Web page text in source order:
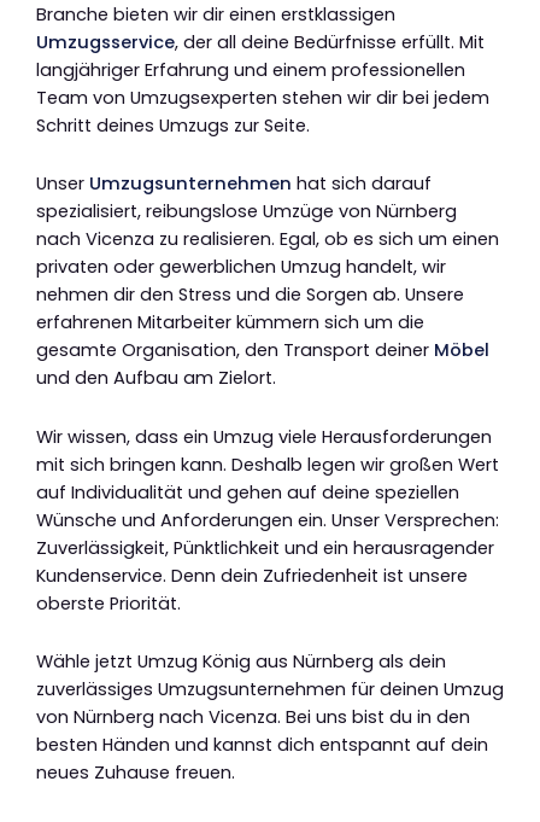
Branche bieten wir dir einen erstklassigen
Umzugsservice, der all deine Bedürfnisse erfüllt. Mit
langjähriger Erfahrung und einem professionellen
Team von Umzugsexperten stehen wir dir bei jedem
Schritt deines Umzugs zur Seite.
Unser Umzugsunternehmen hat sich darauf
spezialisiert, reibungslose Umzüge von Nürnberg
nach Vicenza zu realisieren. Egal, ob es sich um einen
privaten oder gewerblichen Umzug handelt, wir
nehmen dir den Stress und die Sorgen ab. Unsere
erfahrenen Mitarbeiter kümmern sich um die
gesamte Organisation, den Transport deiner Möbel
und den Aufbau am Zielort.
Wir wissen, dass ein Umzug viele Herausforderungen
mit sich bringen kann. Deshalb legen wir großen Wert
auf Individualität und gehen auf deine speziellen
Wünsche und Anforderungen ein. Unser Versprechen:
Zuverlässigkeit, Pünktlichkeit und ein herausragender
Kundenservice. Denn dein Zufriedenheit ist unsere
oberste Priorität.
Wähle jetzt Umzug König aus Nürnberg als dein
zuverlässiges Umzugsunternehmen für deinen Umzug
von Nürnberg nach Vicenza. Bei uns bist du in den
besten Händen und kannst dich entspannt auf dein
neues Zuhause freuen.